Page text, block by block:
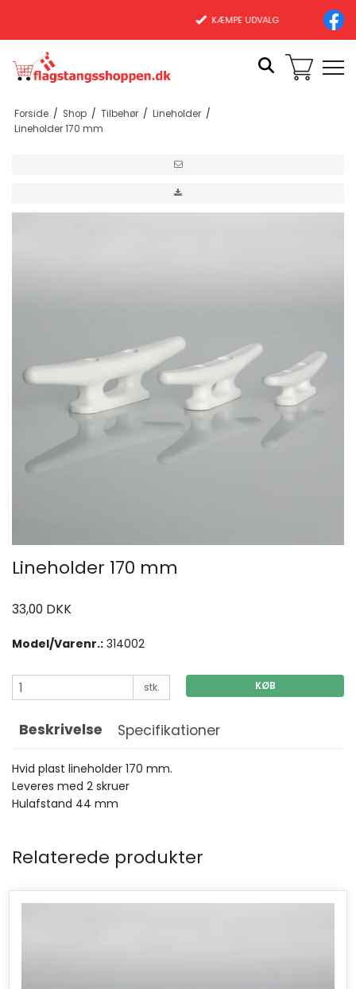
KÆMPE UDVALG
Forside / Shop / Tilbehør / Lineholder /
Lineholder 170 mm
Lineholder 170 mm
33,00 DKK
Model/Varenr.: 314002
stk. KØB
Beskrivelse Specifikationer
Hvid plast lineholder 170 mm.
Leveres med 2 skruer
Hulafstand 44 mm
Relaterede produkter